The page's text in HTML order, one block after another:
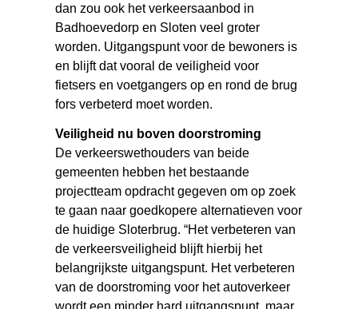
dan zou ook het verkeersaanbod in
Badhoevedorp en Sloten veel groter
worden. Uitgangspunt voor de bewoners is
en blijft dat vooral de veiligheid voor
fietsers en voetgangers op en rond de brug
fors verbeterd moet worden.
Veiligheid nu boven doorstroming
De verkeerswethouders van beide
gemeenten hebben het bestaande
projectteam opdracht gegeven om op zoek
te gaan naar goedkopere alternatieven voor
de huidige Sloterbrug. “Het verbeteren van
de verkeersveiligheid blijft hierbij het
belangrijkste uitgangspunt. Het verbeteren
van de doorstroming voor het autoverkeer
wordt een minder hard uitgangspunt, maar